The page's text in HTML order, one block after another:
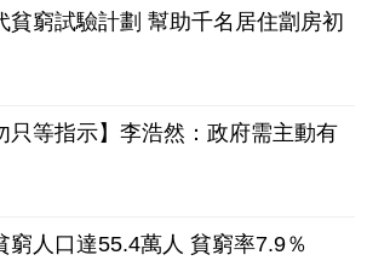
貧窮試驗計劃 幫助千名居住劏房初
只等指示】李浩然：政府需主動有
窮人口達55.4萬人 貧窮率7.9％